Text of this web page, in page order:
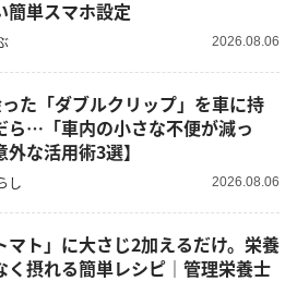
簡単スマホ設定
2026.08.06
ら…「車内の小さな不便が減っ
な活用術3選】
し 2026.08.06
マト」に大さじ2加えるだけ。栄養
く摂れる簡単レシピ｜管理栄養士